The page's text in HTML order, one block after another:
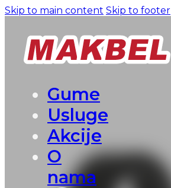
Skip to main content Skip to footer
Gume
Usluge
Akcije
O
nama